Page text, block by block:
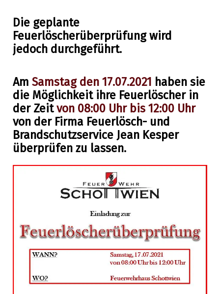
Die geplante
Feuerlöscherüberprüfung wird
jedoch durchgeführt.
Am Samstag den 17.07.2021 haben sie
die Möglichkeit ihre Feuerlöscher in
der Zeitvon 08:00 Uhr bis 12:00 Uhr
von der Firma Feuerlösch- und
Brandschutzservice Jean Kesper
überprüfen zu lassen.